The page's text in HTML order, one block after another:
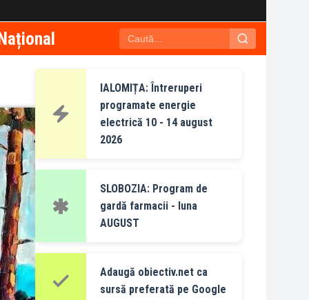
IALOMIȚA: Întreruperi
programate energie
electrică 10 - 14 august
2026
SLOBOZIA: Program de
gardă farmacii - luna
AUGUST
Adaugă obiectiv.net ca
sursă preferată pe Google